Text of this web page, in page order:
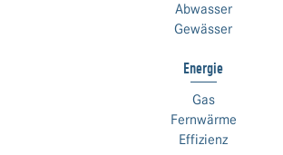
Abwasser
Gewässer
Energie
Gas
Fernwärme
Effizienz